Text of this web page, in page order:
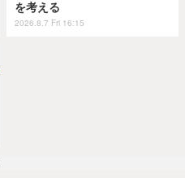
を考える
2026.8.7 Fri 16:15